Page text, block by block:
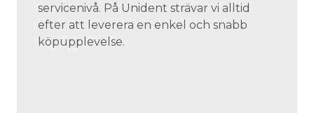
servicenivå. På Unident strävar vi alltid
efter att leverera en enkel och snabb
köpupplevelse.